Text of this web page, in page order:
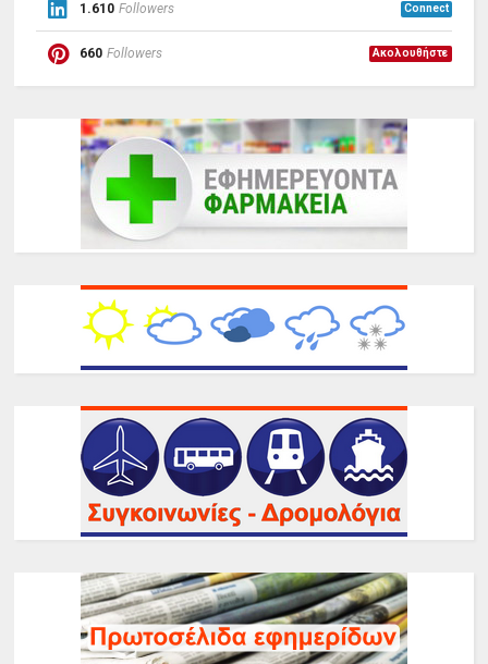
1.610 Followers Connect
660 Followers Ακολουθήστε